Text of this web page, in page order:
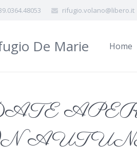
rifugio.volano@libero.it
De Marie Home